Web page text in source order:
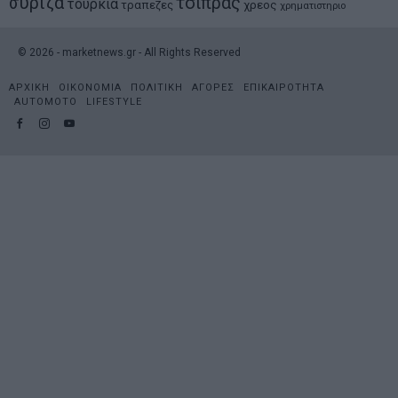
τουρκια τραπεζες χρεος χρηματιστηριο
© 2026 - marketnews.gr - All Rights Reserved
ΑΡΧΙΚΗ ΟΙΚΟΝΟΜΙΑ ΠΟΛΙΤΙΚΗ ΑΓΟΡΕΣ
ΕΠΙΚΑΙΡΟΤΗΤΑ
AUTOMOTO
LIFESTYLE